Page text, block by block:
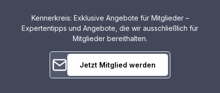
Kennerkreis: Exklusive Angebote für Mitglieder –
Expertentipps und Angebote, die wir ausschließlich für
Mitglieder bereithalten.
Jetzt Mitglied werden